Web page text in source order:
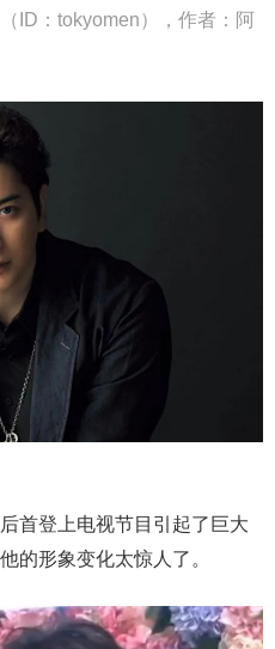
ID：tokyomen），作者：阿
首登上电视节目引起了巨大
的形象变化太惊人了。